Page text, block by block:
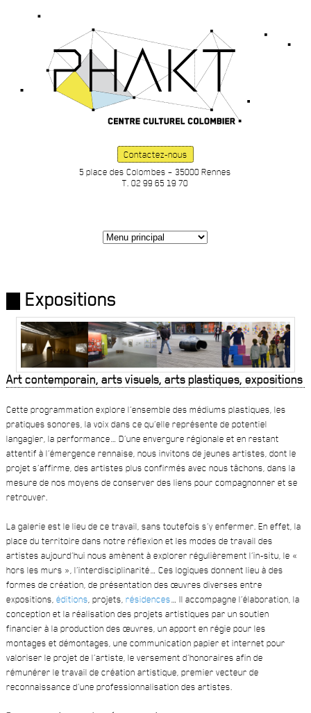
Contactez-nous
5 place des Colombes – 35000 Rennes
T. 02 99 65 19 70
Expositions
Art contemporain, arts visuels, arts plastiques, expositions
Cette programmation explore l’ensemble des médiums plastiques, les
pratiques sonores, la voix dans ce qu’elle représente de potentiel
langagier, la performance… D’une envergure régionale et en restant
attentif à l’émergence rennaise, nous invitons de jeunes artistes, dont le
projet s’affirme, des artistes plus confirmés avec nous tâchons, dans la
mesure de nos moyens de conserver des liens pour compagnonner et se
retrouver.
La galerie est le lieu de ce travail, sans toutefois s’y enfermer. En effet, la
place du territoire dans notre réflexion et les modes de travail des
artistes aujourd’hui nous amènent à explorer régulièrement l’in-situ, le «
hors les murs », l’interdisciplinarité… Ces logiques donnent lieu à des
formes de création, de présentation des œuvres diverses entre
expositions, éditions , projets, résidences … Il accompagne l’élaboration, la
conception et la réalisation des projets artistiques par un soutien
financier à la production des œuvres, un apport en régie pour les
montages et démontages, une communication papier et internet pour
valoriser le projet de l’artiste, le versement d’honoraires afin de
rémunérer le travail de création artistique, premier vecteur de
reconnaissance d’une professionnalisation des artistes.